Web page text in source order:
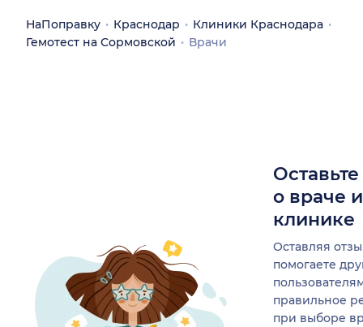
НаПоправку Краснодар
Клиники Краснодара
Гемотест на Сормовской
Врачи
о враче
клинике
Оставляя
помогаете
правильное
при выборе